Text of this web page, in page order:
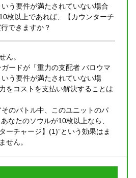
いう要件が満たされていない場合
枚以上であれば、【カウンターチ
できますか？
ん。
ードが「重力の支配者 バロウマ
いう要件が満たされていない場
をコストを支払い解決することは
そのバトル中、このユニットのパ
なたのソウルが10枚以上なら、
ーチャージ】(1)”という効果はま
せん。